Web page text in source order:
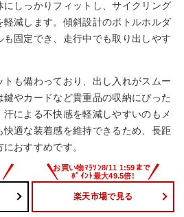
しっかりフィットし、サイクリング
減します。傾斜設計のボトルホルダ
固定でき、走行中でも取り出しやす
トも備わっており、出し入れがスムー
やカードなど貴重品の収納にぴった
汗による不快感を軽減しやすいのもメ
快適な装着感を維持できるため、長距
おすすめです。
楽天市場で見る